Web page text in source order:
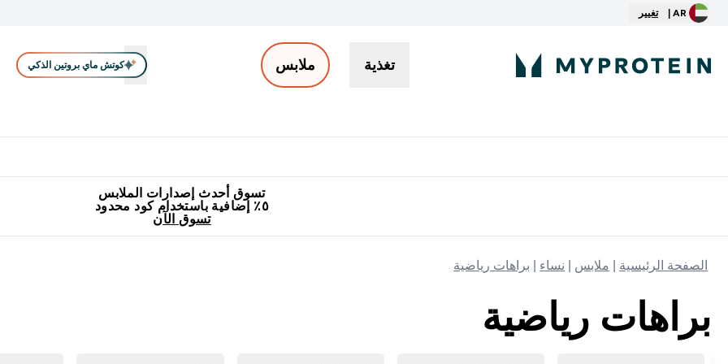
AR | تغيير
تغذية ملابس كوتش ماي بروتين الذكي
تسوق أحدث إصدارات الملابس
٥٪ إضافية باستخدام كود محدود
تسوق الآن
الصفحة الرئيسية ملابس نساء براهات رياضية
براهات رياضية